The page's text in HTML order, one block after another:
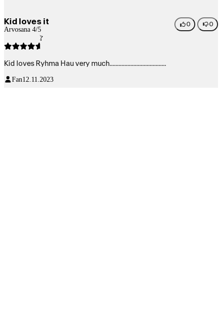
Kid loves it
Arvosana 4/5
0 0
Kid loves Ryhma Hau very much......................................
Fan12.11.2023